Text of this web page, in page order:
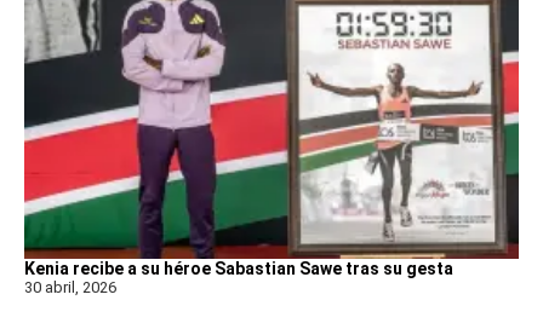
Kenia recibe a su héroe Sabastian Sawe tras su gesta
30 abril, 2026